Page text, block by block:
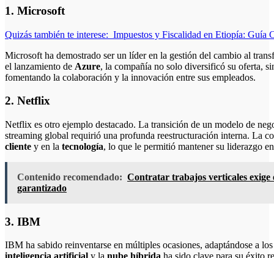
1. Microsoft
Quizás también te interese: Impuestos y Fiscalidad en Etiopía: Guía
Microsoft ha demostrado ser un líder en la gestión del cambio al
el lanzamiento de Azure, la compañía no solo diversificó su oferta,
fomentando la colaboración y la innovación entre sus empleados.
2. Netflix
Netflix es otro ejemplo destacado. La transición de un modelo de
streaming global requirió una profunda reestructuración interna. La
cliente y en la tecnología, lo que le permitió mantener su liderazgo
Contenido recomendado: Contratar trabajos verticales
garantizado
3. IBM
IBM ha sabido reinventarse en múltiples ocasiones, adaptándose a